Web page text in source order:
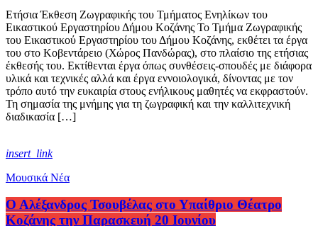
Ετήσια Έκθεση Ζωγραφικής του Τμήματος Ενηλίκων του
Εικαστικού Εργαστηρίου Δήμου Κοζάνης Το Τμήμα Ζωγραφικής
του Εικαστικού Εργαστηρίου του Δήμου Κοζάνης, εκθέτει τα έργα
του στο Κοβεντάρειο (Χώρος Πανδώρας), στο πλαίσιο της ετήσιας
έκθεσής του. Εκτίθενται έργα όπως συνθέσεις-σπουδές με διάφορα
υλικά και τεχνικές αλλά και έργα εννοιολογικά, δίνοντας με τον
τρόπο αυτό την ευκαιρία στους ενήλικους μαθητές να εκφραστούν.
Τη σημασία της μνήμης για τη ζωγραφική και την καλλιτεχνική
διαδικασία […]
insert_link
Μουσικά Νέα
Ο Αλέξανδρος Τσουβέλας στο Υπαίθριο Θέατρο
Κοζάνης την Παρασκευή 20 Ιουνίου